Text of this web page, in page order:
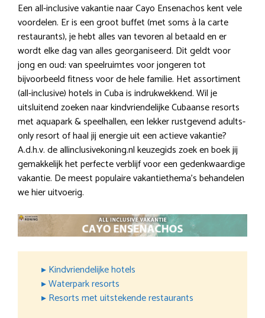
Een all-inclusive vakantie naar Cayo Ensenachos kent vele
voordelen. Er is een groot buffet (met soms à la carte
restaurants), je hebt alles van tevoren al betaald en er
wordt elke dag van alles georganiseerd. Dit geldt voor
jong en oud: van speelruimtes voor jongeren tot
bijvoorbeeld fitness voor de hele familie. Het assortiment
(all-inclusive) hotels in Cuba is indrukwekkend. Wil je
uitsluitend zoeken naar kindvriendelijke Cubaanse resorts
met aquapark & speelhallen, een lekker rustgevend adults-
only resort of haal jij energie uit een actieve vakantie?
A.d.h.v. de allinclusivekoning.nl keuzegids zoek en boek jij
gemakkelijk het perfecte verblijf voor een gedenkwaardige
vakantie. De meest populaire vakantiethema’s behandelen
we hier uitvoerig.
▸ Kindvriendelijke hotels
▸ Waterpark resorts
▸ Resorts met uitstekende restaurants